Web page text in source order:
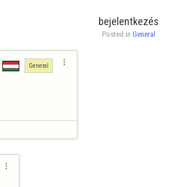
bejelentkezés
Posted in General
General 
